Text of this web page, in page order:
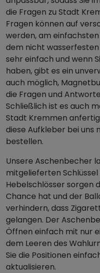
die Fragen zu Stadt
Fragen können auf
werden, am
dem nicht
sehr einfach und wenn
haben, gibt es ein
auch möglich,
die Fragen und
Schließlich ist es auch
Stadt Kremmen
diese Aufkleber bei uns
bestellen.
Unsere Aschenbecher
mitgelieferten
Hebelschlösser sorgen
Chance hat und der
verhindern, dass
gelangen. Der
Öffnen einfach mit nur
dem Leeren des
Sie die Positionen
aktualisieren.